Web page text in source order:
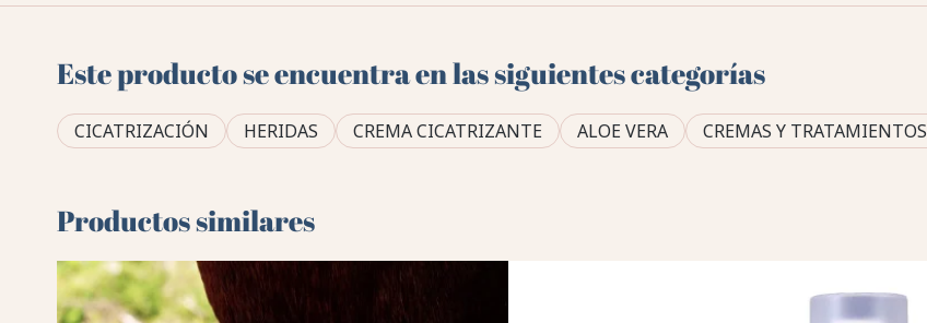
Este producto se encuentra en las siguientes categorías
CICATRIZACIÓN HERIDAS CREMA CICATRIZANTE ALOE VERA CREMAS Y TRATAMIENTOS
Productos similares